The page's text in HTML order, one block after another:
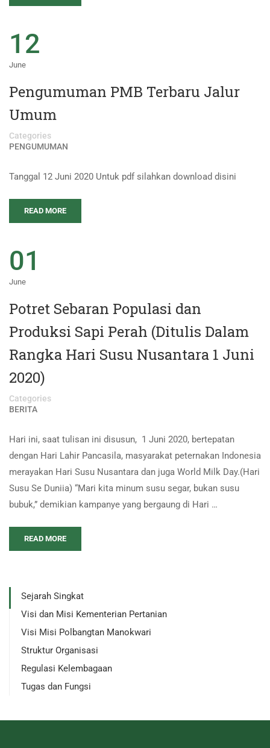
12
June
Pengumuman PMB Terbaru Jalur
Umum
Categories
PENGUMUMAN
Tanggal 12 Juni 2020 Untuk pdf silahkan download disini
READ MORE
01
June
Potret Sebaran Populasi dan
Produksi Sapi Perah (Ditulis Dalam
Rangka Hari Susu Nusantara 1 Juni
2020)
Categories
BERITA
Hari ini, saat tulisan ini disusun, 1 Juni 2020, bertepatan
dengan Hari Lahir Pancasila, masyarakat peternakan Indonesia
merayakan Hari Susu Nusantara dan juga World Milk Day.(Hari
Susu Se Duniia) “Mari kita minum susu segar, bukan susu
bubuk,” demikian kampanye yang bergaung di Hari …
READ MORE
Sejarah Singkat
Visi dan Misi Kementerian Pertanian
Visi Misi Polbangtan Manokwari
Struktur Organisasi
Regulasi Kelembagaan
Tugas dan Fungsi